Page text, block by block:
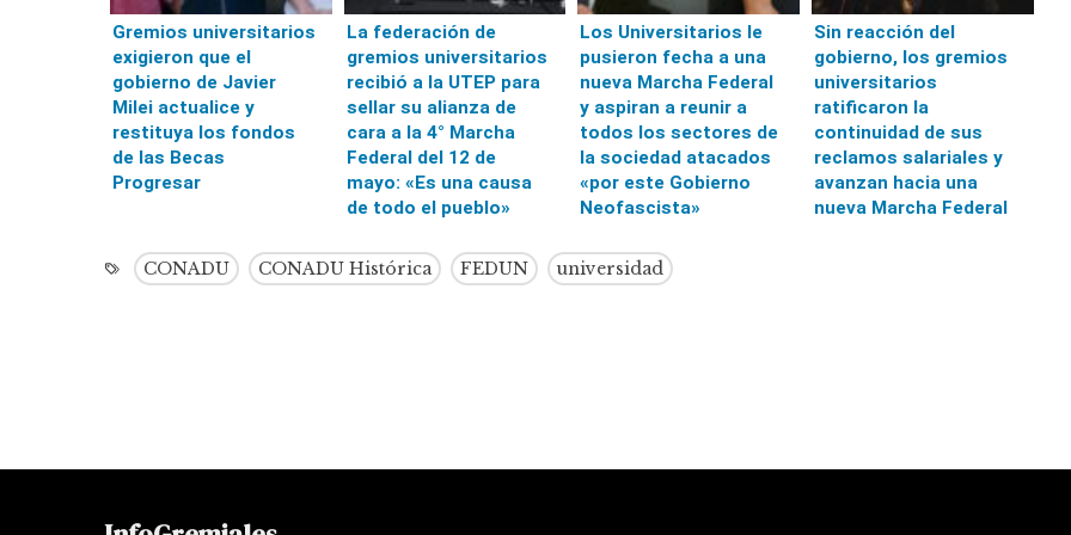
Gremios universitarios
exigieron que el
gobierno de Javier
Milei actualice y
restituya los fondos
de las Becas
Progresar
La federación de
gremios universitarios
recibió a la UTEP para
sellar su alianza de
cara a la 4° Marcha
Federal del 12 de
mayo: «Es una causa
de todo el pueblo»
Los Universitarios le
pusieron fecha a una
nueva Marcha Federal
y aspiran a reunir a
todos los sectores de
la sociedad atacados
«por este Gobierno
Neofascista»
Sin reacción del
gobierno, los gremios
universitarios
ratificaron la
continuidad de sus
reclamos salariales y
avanzan hacia una
nueva Marcha Federal
CONADU CONADU Histórica FEDUN universidad